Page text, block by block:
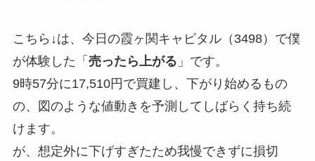
こちら↓は、今日の霞ヶ関キャピタル（3498）で僕
が体験した「 売ったら上がる 」です。
9時57分に17,510円で買建し、下がり始めるもの
の、図のような値動きを予測してしばらく持ち続
けます。
が、想定外に下げすぎたため我慢できずに損切